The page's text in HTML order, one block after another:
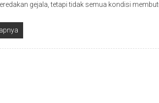
gejala, tetapi tidak semua kondisi